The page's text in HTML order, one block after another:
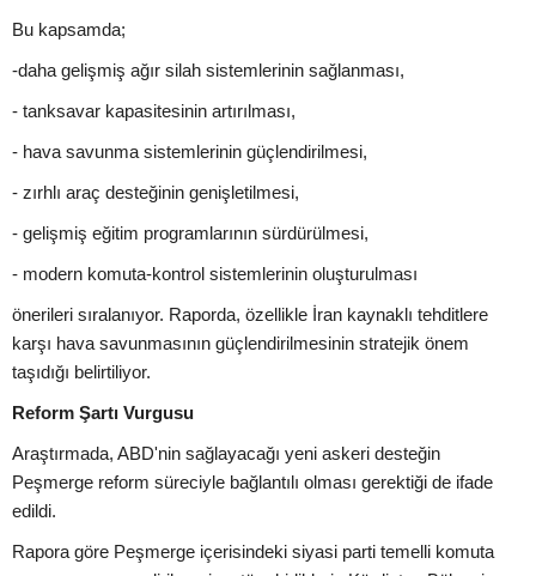
Bu kapsamda;
-daha gelişmiş ağır silah sistemlerinin sağlanması,
- tanksavar kapasitesinin artırılması,
- hava savunma sistemlerinin güçlendirilmesi,
- zırhlı araç desteğinin genişletilmesi,
- gelişmiş eğitim programlarının sürdürülmesi,
- modern komuta-kontrol sistemlerinin oluşturulması
önerileri sıralanıyor. Raporda, özellikle İran kaynaklı tehditlere
karşı hava savunmasının güçlendirilmesinin stratejik önem
taşıdığı belirtiliyor.
Reform Şartı Vurgusu
Araştırmada, ABD'nin sağlayacağı yeni askeri desteğin
Peşmerge reform süreciyle bağlantılı olması gerektiği de ifade
edildi.
Rapora göre Peşmerge içerisindeki siyasi parti temelli komuta